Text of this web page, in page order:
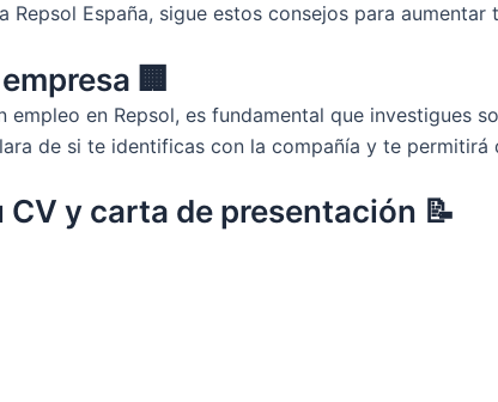
Repsol España, sigue estos consejos para
🏢
empleo en Repsol, es fundamental que investigues
de si te identificas con la compañía y te
CV y carta de presentación 📝